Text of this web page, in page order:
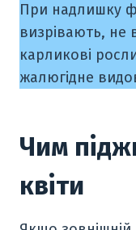
При надлишку
визрівають, не
карликові
жалюгідне
Чим
квіти